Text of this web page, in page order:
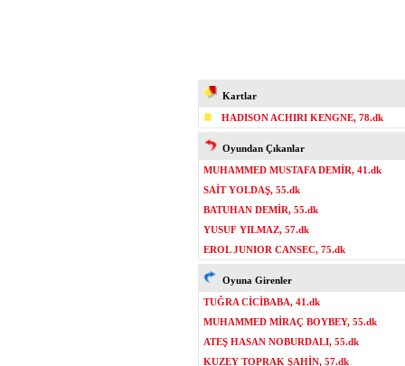
Kartlar
HADISON ACHIRI KENGNE, 78.dk
Oyundan Çıkanlar
MUHAMMED MUSTAFA DEMİR, 41.dk
SAİT YOLDAŞ, 55.dk
BATUHAN DEMİR, 55.dk
YUSUF YILMAZ, 57.dk
EROL JUNIOR CANSEC, 75.dk
Oyuna Girenler
TUĞRA CİCİBABA, 41.dk
MUHAMMED MİRAÇ BOYBEY, 55.dk
ATEŞ HASAN NOBURDALI, 55.dk
KUZEY TOPRAK ŞAHİN, 57.dk